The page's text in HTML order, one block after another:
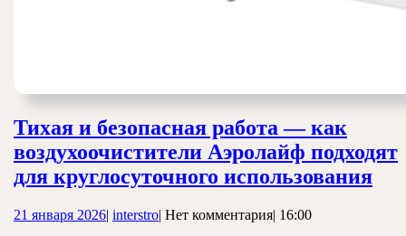
Тихая и безопасная работа — как
воздухоочистители Аэролайф подходят
для круглосуточного использования
21 января 202621
| interstrointerstro
| Нет комментария| 16:00